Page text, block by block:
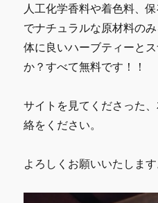
人工化学香料や着色料、
でナチュラルな原材料のみ
体に良いハーブティーと
か？すべて無料です！！
サイトを見てくださった
絡をください。
よろしくお願いいたします